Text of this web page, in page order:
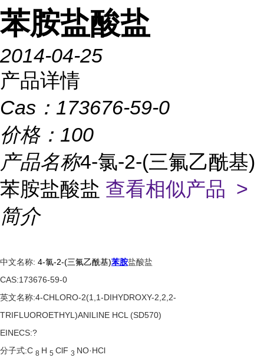
苯胺盐酸盐
2014-04-25
产品详情
Cas： 173676-59-0
价格： 100
产品名称4-氯-2-(三氟乙酰基)
苯胺盐酸盐 查看相似产品 >
简介
中文名称: 4-氯-2-(三氟乙酰基)苯胺盐酸盐
CAS:173676-59-0
英文名称:4-CHLORO-2(1,1-DIHYDROXY-2,2,2-
TRIFLUOROETHYL)ANILINE HCL (SD570)
EINECS:?
分子式:C 8 H 5 ClF 3 NO·HCl